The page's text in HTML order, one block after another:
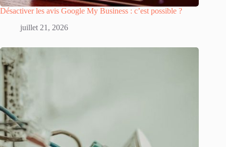
Désactiver les avis Google My Business : c’est possible ?
juillet 21, 2026